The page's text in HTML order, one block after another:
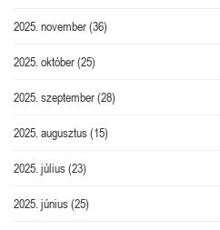
2025. november(36)
2025. október(25)
2025. szeptember(28)
2025. augusztus(15)
2025. július(23)
2025. június(25)